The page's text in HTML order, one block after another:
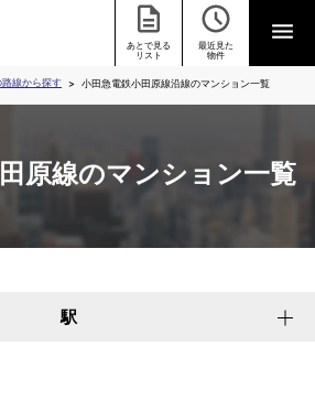
あとで見る
リスト
最近見た
物件
線から探す 小田急電鉄小田原線沿線のマンション一覧
原線のマンション一覧
駅